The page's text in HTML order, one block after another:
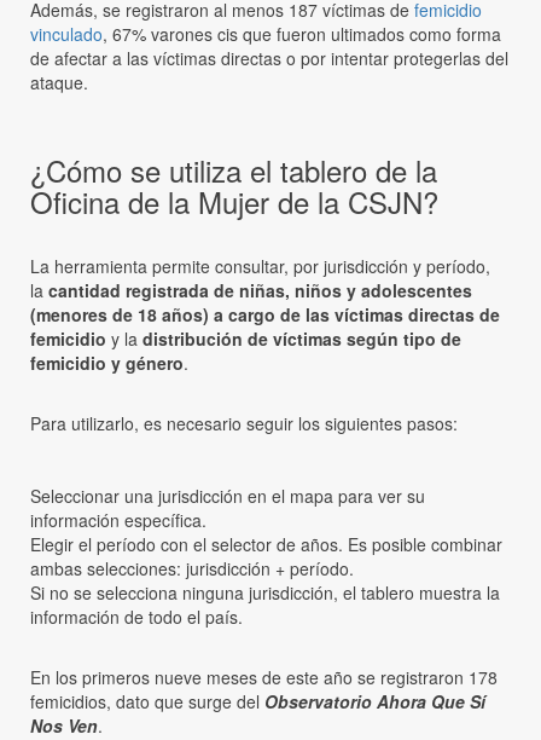
Además, se registraron al menos 187 víctimas de femicidio
vinculado, 67% varones cis que fueron ultimados como forma
de afectar a las víctimas directas o por intentar protegerlas del
ataque.
¿Cómo se utiliza el tablero de la
Oficina de la Mujer de la CSJN?
La herramienta permite consultar, por jurisdicción y período,
la cantidad registrada de niñas, niños y adolescentes
(menores de 18 años) a cargo de las víctimas directas de
femicidio y la distribución de víctimas según tipo de
femicidio y género.
Para utilizarlo, es necesario seguir los siguientes pasos:
Seleccionar una jurisdicción en el mapa para ver su
información específica.
Elegir el período con el selector de años. Es posible combinar
ambas selecciones: jurisdicción + período.
Si no se selecciona ninguna jurisdicción, el tablero muestra la
información de todo el país.
En los primeros nueve meses de este año se registraron 178
femicidios, dato que surge del Observatorio Ahora Que Sí
Nos Ven.